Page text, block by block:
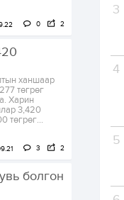
0 2
ханшаар
төгрөг
Харин
3,420
төгрөг...
3 2
болгон